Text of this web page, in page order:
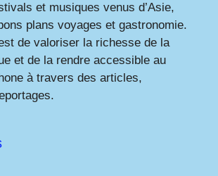
et musiques venus d’Asie,
plans voyages et gastronomie.
de valoriser la richesse de la
et de la rendre accessible au
à travers des articles,